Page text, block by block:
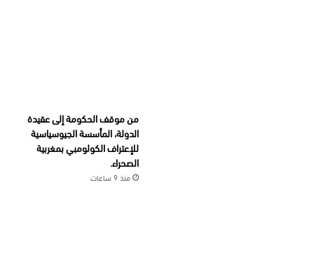
من موقف الحكومة إلى عقيدة
الدولة، المأسسة الجيوسياسية
للإعتراف الكولومبي بمغربية
الصحراء.
منذ 9 ساعات